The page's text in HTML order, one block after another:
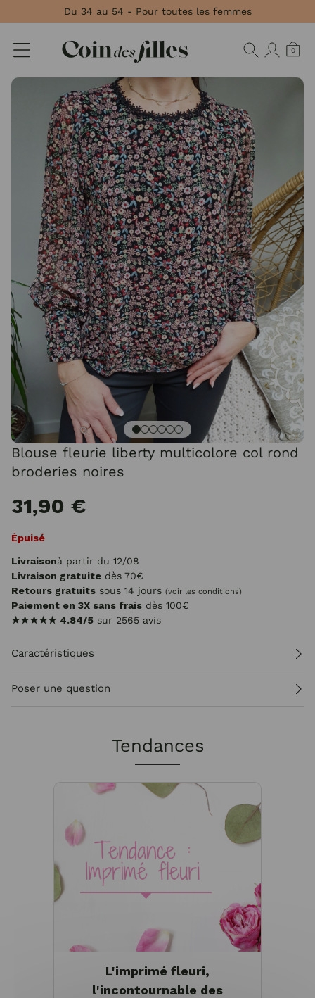
Du 34 au 54 - Pour toutes les femmes
0
Blouse fleurie liberty multicolore col rond
broderies noires
31,90 €
Épuisé
Livraisonà partir du 12/08
Livraison gratuite dès 70€
Retours gratuits sous 14 jours (voir les conditions)
Paiement en 3X sans frais dès 100€
★★★★★ 4.84/5 sur 2565 avis
Caractéristiques
Poser une question
Tendances
L'imprimé fleuri,
l'incontournable des
Panneau de gestion des cookies